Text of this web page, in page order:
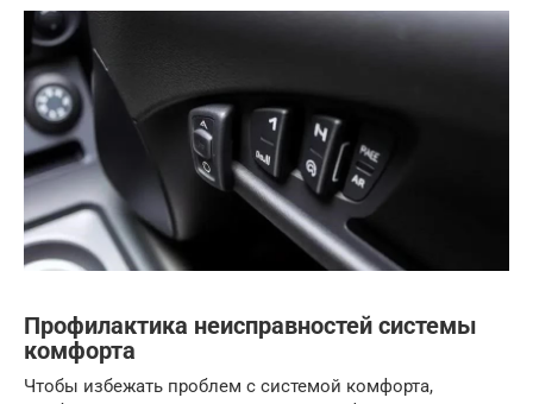
Профилактика неисправностей системы
комфорта
Чтобы избежать проблем с системой комфорта,